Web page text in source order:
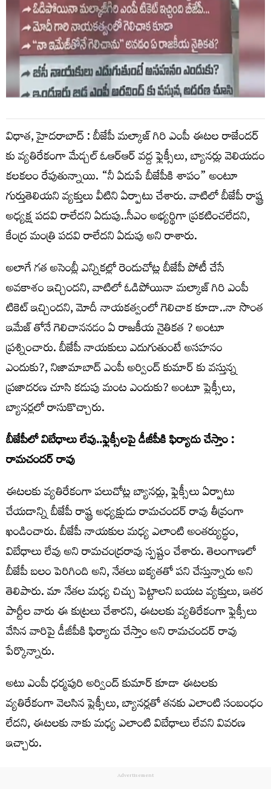
విధాత, హైదరాబాద్ : బీజేపీ మల్కాజ్ గిరి ఎంపీ ఈటల రాజేందర్
కు వ్యతిరేకంగా మేడ్చల్ ఓఆర్ఆర్ వద్ద ఫ్లెక్సీలు, బ్యానర్లు వెలియడం
కలకలం రేపుతున్నాయి. “నీ ఏడుపే బీజేపీకి శాపం” అంటూ
గుర్తుతెలియని వ్యక్తులు వీటిని ఏర్పాటు చేశారు. వాటిలో బీజేపీ రాష్ట్ర
అధ్యక్ష పదవి రాలేదని ఏడుపు..సీఎం అభ్యర్థిగా ప్రకటించలేదని,
కేంద్ర మంత్రి పదవి రాలేదని ఏడుపు అని రాశారు.
అలాగే గత అసెంబ్లీ ఎన్నికల్లో రెండుచోట్ల బీజేపీ పోటీ చేసే
అవకాశం ఇచ్చిందని, వాటిలో ఓడిపోయినా మల్కాజ్ గిరి ఎంపీ
టికెట్ ఇచ్చిందని, మోదీ నాయకత్వంలో గెలిచాక కూడా..నా సొంత
ఇమేజ్ తోనే గెలిచాననడం ఏ రాజకీయ నైతికత ? అంటూ
ప్రశ్నించారు. బీజేపీ నాయకులు ఎదుగుతుంటే అసహనం
ఎందుకు?, నిజామాబాద్ ఎంపీ అర్వింద్ కుమార్ కు వస్తున్న
ప్రజాదరణ చూసి కడుపు మంట ఎందుకు? అంటూ ప్లెక్సీలు,
బ్యానర్లలో రాసుకొచ్చారు.
బీజేపీలో విబేధాలు లేవు..ఫ్లెక్సీలపై డీజీపీకి ఫిర్యాదు చేస్తాం :
రామచందర్ రావు
ఈటలకు వ్యతిరేకంగా పలుచోట్ల బ్యానర్లు, ఫ్లెక్సీలు ఏర్పాటు
చేయడాన్ని బీజేపీ రాష్ట్ర అధ్యక్షుడు రామచందర్ రావు తీవ్రంగా
ఖండించారు. బీజేపీ నాయకుల మధ్య ఎలాంటి అంతర్యుద్ధం,
విబేధాలు లేవు అని రామచంద్రరావు స్పష్టం చేశారు. తెలంగాణలో
బీజేపీ బలం పెరిగింది అని, నేతలు ఐక్యతతో పని చేస్తున్నారు అని
తెలిపారు. మా నేతల మధ్య చిచ్చు పెట్టాలని బయట వ్యక్తులు, ఇతర
పార్టీల వారు ఈ కుట్రలు చేశారని, ఈటలకు వ్యతిరేకంగా ఫ్లెక్సీలు
వేసిన వారిపై డీజీపీకి ఫిర్యాదు చేస్తాం అని రామచందర్ రావు
పేర్కొన్నారు.
అటు ఎంపీ ధర్మపురి అర్వింద్ కుమార్ కూడా ఈటలకు
వ్యతిరేకంగా వెలసిన ప్లెక్సీలు, బ్యానర్లతో తనకు ఎలాంటి సంబంధం
లేదని, ఈటలకు నాకు మధ్య ఎలాంటి విబేధాలు లేవని వివరణ
ఇచ్చారు.